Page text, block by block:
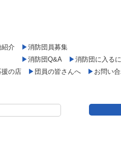
紹介 ▶消防団員募集
▶消防団Q&A ▶消防団に入る
援の店 ▶ 団員の皆さんへ ▶ お問い